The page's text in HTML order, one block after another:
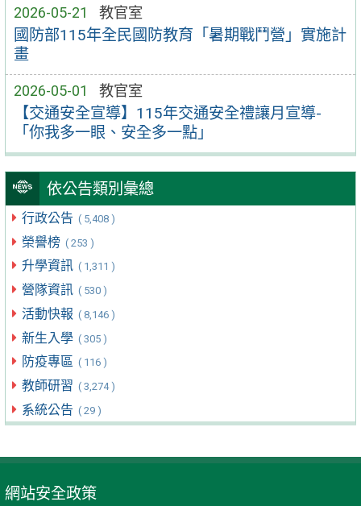
2026-05-21 教官室
國防部115年全民國防教育「暑期戰鬥營」實施計
畫
2026-05-01 教官室
【交通安全宣導】115年交通安全禮讓月宣導-
「你我多一眼、安全多一點」
依公告類別彙總
行政公告 ( 5,408 )
榮譽榜 ( 253 )
升學資訊 ( 1,311 )
營隊資訊 ( 530 )
活動快報 ( 8,146 )
新生入學 ( 305 )
防疫專區 ( 116 )
教師研習 ( 3,274 )
系統公告 ( 29 )
網站安全政策